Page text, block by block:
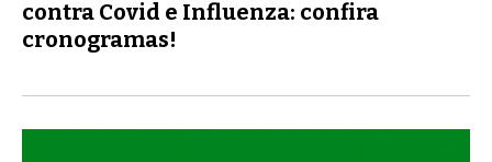
contra Covid e Influenza: confira
cronogramas!